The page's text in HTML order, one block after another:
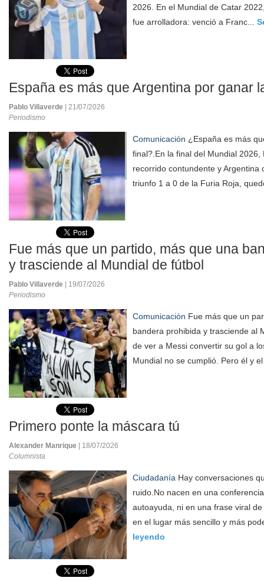
2026. En el Mundial de Catar
fue arrolladora: venció a Franc...
España es más que Argentina por ganar
Pablo Villaverde
| 21/07/2026
Periodismo
Comunicación ¿España es más
final?.En la final del Mundial 2026,
recorrido contundente y Argentina
triunfo 1 a 0 de la Furia Roja,
Fue más que un partido, más que una
y trasciende al Mundial de fútbol
Pablo Villaverde
| 19/07/2026
Periodismo
Comunicación Fue más que un
bandera prohibida y trasciende al
de ver a Messi convertir su gol a
Mundial no se cumplió. Pero él y
Primero ponte la máscara tú
Alexander Manrique
| 18/07/2026
Columnista
Ciudadanía Hay conversaciones
ruido.No nacen en una
autoayuda, ni en una frase viral
en el lugar más sencillo y más
leyendo